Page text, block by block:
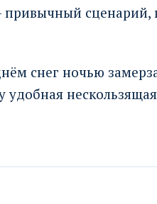
сценарий,
снег ночью
удобная